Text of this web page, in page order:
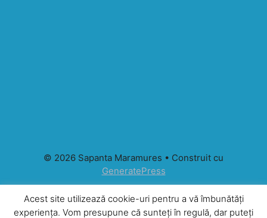
© 2026 Sapanta Maramures • Construit cu
GeneratePress
Acest site utilizează cookie-uri pentru a vă îmbunătăți
experiența. Vom presupune că sunteți în regulă, dar puteți